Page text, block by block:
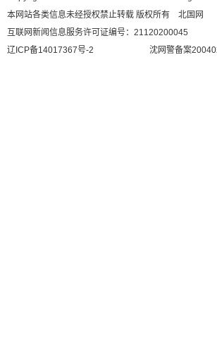
本网站各类信息未经授权禁止转载 版权所有 北国网
互联网新闻信息服务许可证编号：21120200045
辽ICP备14017367号-2
沈网警备案